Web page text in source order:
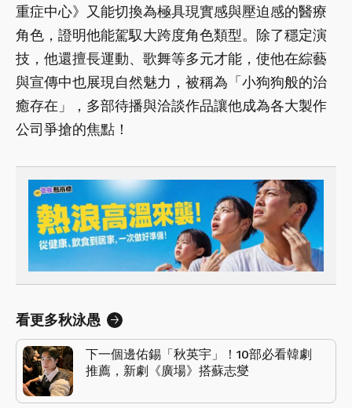
重症中心》又能切換為極具現實感與壓迫感的醫療
角色，證明他能駕馭大跨度角色類型。除了穩定演
技，他還擅長運動、歌舞等多元才能，使他在綜藝
與宣傳中也展現自然魅力，被稱為「小狗狗般的治
癒存在」，多部待播與洽談作品讓他成為各大製作
公司爭搶的焦點！
看更多秋泳愚
下一個邊佑錫「秋英宇」！10部必看韓劇
推薦，新劇《廣場》搭蘇志燮